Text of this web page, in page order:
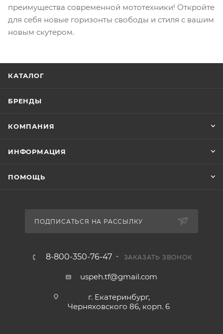
преимущества современной мототехники! Откройте
для себя новые горизонты свободы и стиля с вашим
новым скутером.
КАТАЛОГ
БРЕНДЫ
КОМПАНИЯ
ИНФОРМАЦИЯ
ПОМОЩЬ
ПОДПИСАТЬСЯ НА РАССЫЛКУ
8-800-350-76-47 ЗАКАЗАТЬ ЗВОНОК
uspeh.tf@gmail.com
г. Екатеринбург,
Черняховского 86, корп. 6​